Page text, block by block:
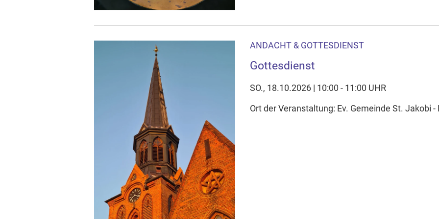
ANDACHT & GOTTESDIENST
Gottesdienst
SO., 18.10.2026 | 10:00 - 11:00 UHR
Ort der Veranstaltung: Ev. Gemeinde St. Jakobi -